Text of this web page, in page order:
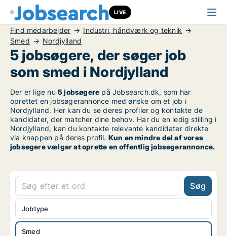
LIVE
Find medarbejder
Industri, håndværk og teknik
Smed
Nordjylland
5 jobsøgere, der søger job
som smed i Nordjylland
Der er lige nu 5 jobsøgere på Jobsearch.dk, som har
oprettet en jobsøgerannonce med ønske om et job i
Nordjylland. Her kan du se deres profiler og kontakte de
kandidater, der matcher dine behov. Har du en ledig stilling i
Nordjylland, kan du kontakte relevante kandidater direkte
via knappen på deres profil. Kun en mindre del af vores
jobsøgere vælger at oprette en offentlig jobsøgerannonce.
Søg
Smed
Jobtype